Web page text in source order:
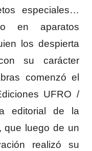
especiales…
en aparatos
los despierta
su carácter
comenzó el
UFRO /
editorial de la
que luego de un
realizó su